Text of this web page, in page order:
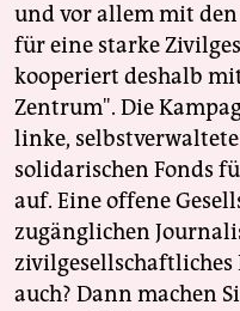
und vor allem mit den
für eine starke
kooperiert deshalb
Zentrum". Die
linke,
solidarischen Fonds
auf. Eine offene
zugänglichen
zivilgesellschaftliches
auch? Dann machen